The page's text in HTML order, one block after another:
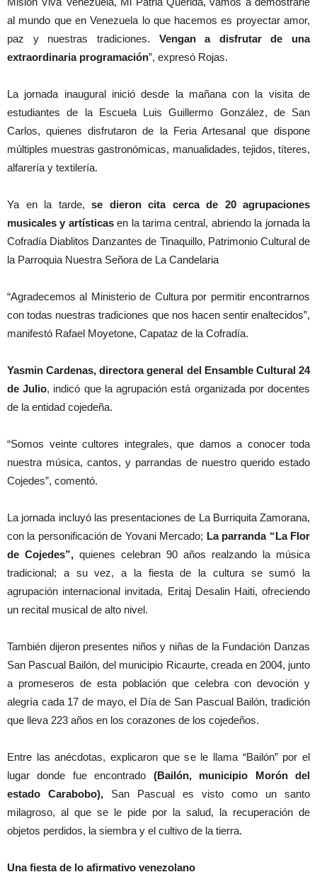
al mundo que en Venezuela lo que hacemos es proyectar amor,
paz y nuestras tradiciones. Vengan a disfrutar de una
extraordinaria programación”, expresó Rojas.
La jornada inaugural inició desde la mañana con la visita de
estudiantes de la Escuela Luis Guillermo González, de San
Carlos, quienes disfrutaron de la Feria Artesanal que dispone
múltiples muestras gastronómicas, manualidades, tejidos, títeres,
alfarería y textilería.
Ya en la tarde, se dieron cita cerca de 20 agrupaciones
musicales y artísticasen la tarima central, abriendo la jornada la
Cofradía Diablitos Danzantes de Tinaquillo, Patrimonio Cultural de
la Parroquia Nuestra Señora de La Candelaria
“Agradecemos al Ministerio de Cultura por permitir encontrarnos
con todas nuestras tradiciones que nos hacen sentir enaltecidos”,
manifestó Rafael Moyetone, Capataz de la Cofradía.
Yasmin Cardenas, directora general del Ensamble Cultural 24
de Julio, indicó que la agrupación está organizada por docentes
de la entidad cojedeña.
“Somos veinte cultores integrales, que damos a conocer toda
nuestra música, cantos, y parrandas de nuestro querido estado
Cojedes”, comentó.
La jornada incluyó las presentaciones de La Burriquita Zamorana,
con la personificación de Yovani Mercado; La parranda “La Flor
de Cojedes”, quienes celebran 90 años realzando la música
tradicional; a su vez, a la fiesta de la cultura se sumó la
agrupación internacional invitada, Eritaj Desalin Haiti, ofreciendo
un recital musical de alto nivel.
También dijeron presentes niños y niñas de la Fundación Danzas
San Pascual Bailón, del municipio Ricaurte, creada en 2004, junto
a promeseros de esta población que celebra con devoción y
alegría cada 17 de mayo, el Día de San Pascual Bailón, tradición
que lleva 223 años en los corazones de los cojedeños.
Entre las anécdotas, explicaron que se le llama “Bailón” por el
lugar donde fue encontrado (Bailón, municipio Morón del
estado Carabobo), San Pascual es visto como un santo
milagroso, al que se le pide por la salud, la recuperación de
objetos perdidos, la siembra y el cultivo de la tierra.
Una fiesta de lo afirmativo venezolano